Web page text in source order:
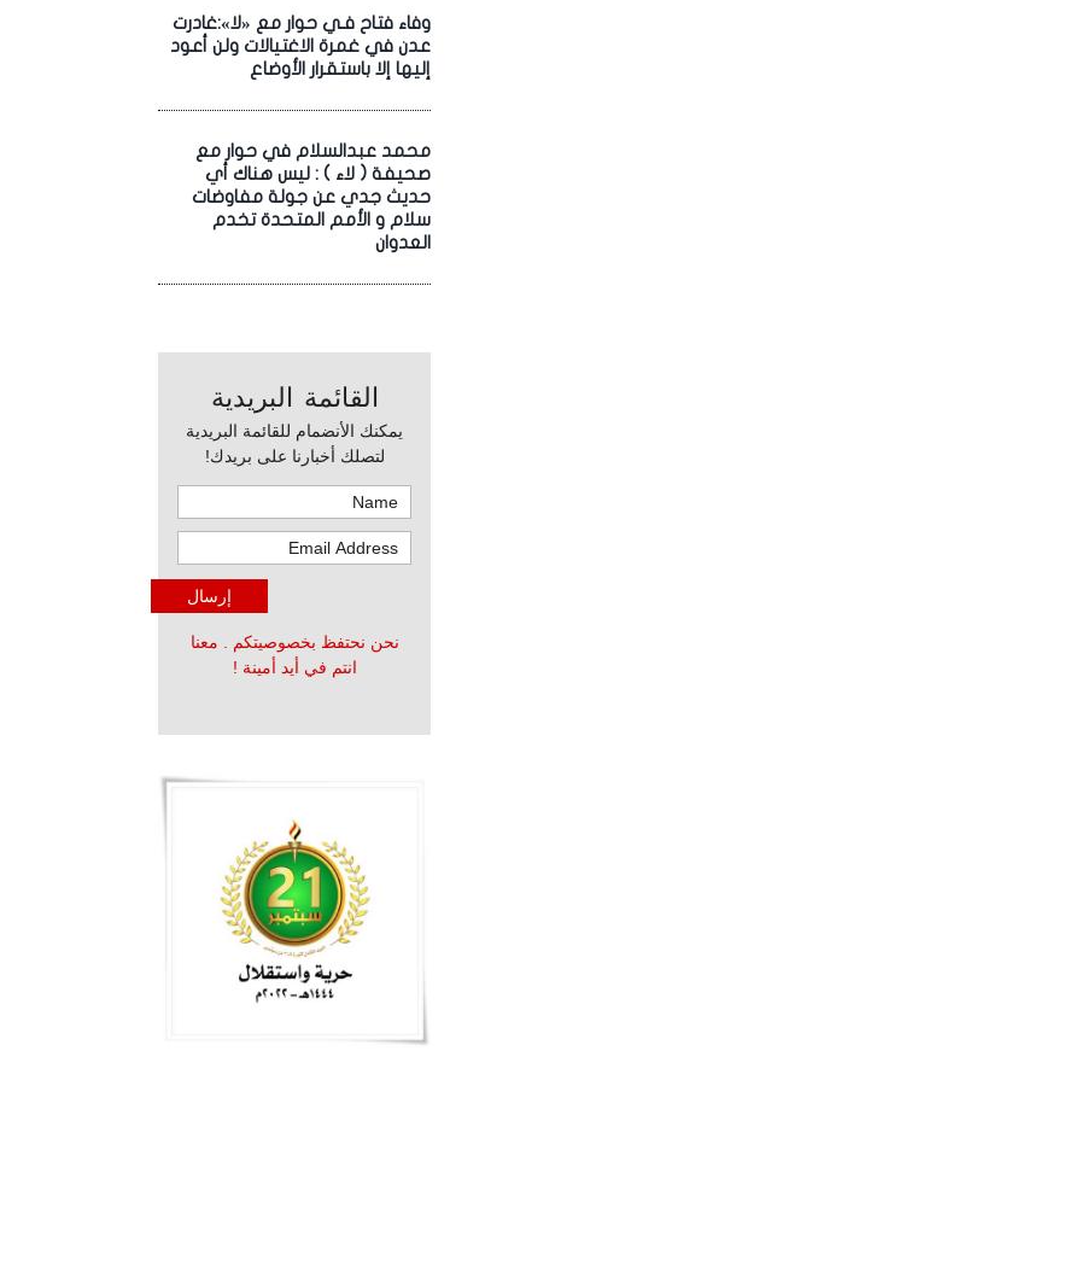
وفاء فتاح فـي حوار مع «لا»:غادرت
عدن في غمرة الاغتيالات ولن أعود
إليها إلا باستقرار الأوضاع
محمد عبدالسلام في حوار مع
صحيفة ( لاء ) : ليس هناك أي
حديث جدي عن جولة مفاوضات
سلام و الأمم المتحدة تخدم
العدوان
القائمة البريدية
يمكنك الأنضمام للقائمة البريدية
لتصلك أخبارنا على بريدك!
نحن نحتفظ بخصوصيتكم . معنا
انتم في أيد أمينة !